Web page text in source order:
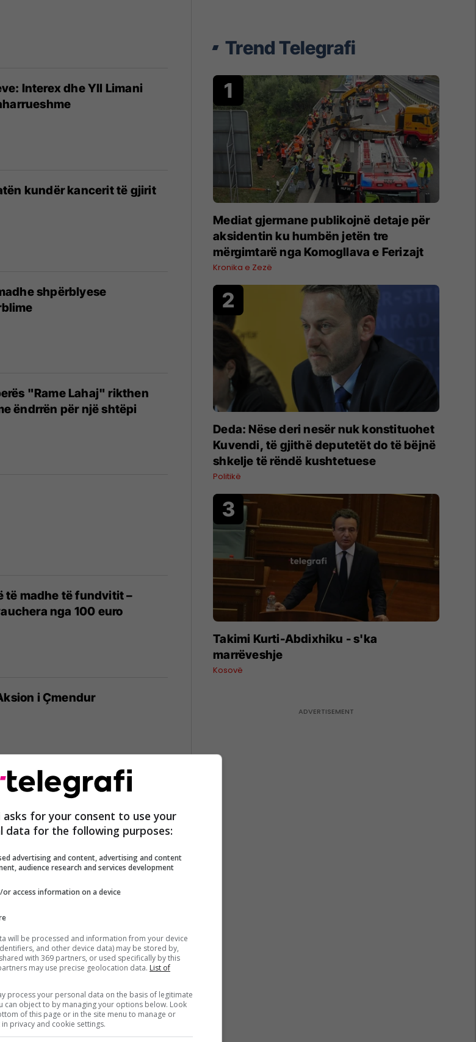
Interex dhe Yll Limani
fushatën kundër kancerit të gjirit
shpërblyese
"Rame Lahaj" rikthen
ëndrrën për një shtëpi
të madhe të fundvitit –
nga 100 euro
i Çmendur
falas për konsumatorët dhe
e 37 në Leposaviq!
Trend Telegrafi
Mediat gjermane publikojnë detaje për
aksidentin ku humbën jetën tre
mërgimtarë nga Komogllava e Ferizajt
Kronika e Zezë
Deda: Nëse deri nesër nuk konstituohet
Kuvendi, të gjithë deputetët do të bëjnë
shkelje të rëndë kushtetuese
Politikë
Takimi Kurti-Abdixhiku - s'ka
marrëveshje
Kosovë
asks for your consent to use your
data for the following purposes:
advertising and content, advertising and content
audience research and services development
or access information on a device
will be processed and information from your device
and other device data) may be stored by,
with 369 partners, or used specifically by this
may use precise geolocation data. List of
process your personal data on the basis of legitimate
can object to by managing your options below. Look
of this page or in the site menu to manage or
privacy and cookie settings.